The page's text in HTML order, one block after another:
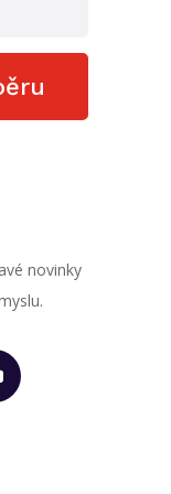
novinky